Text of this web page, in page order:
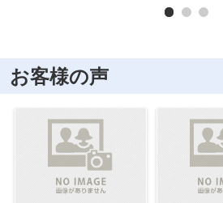
お客様の声